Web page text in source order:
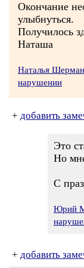
Окончание
улыбнуться.
Получилось
Наташа
Наталья Шерман
нарушении
+ добавить
Это
Но
С
Юрий
+ добавить